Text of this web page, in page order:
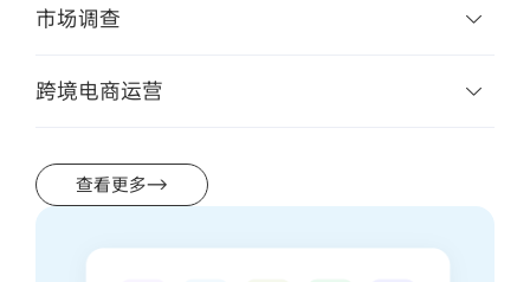
市场调查
跨境电商运营
查看更多